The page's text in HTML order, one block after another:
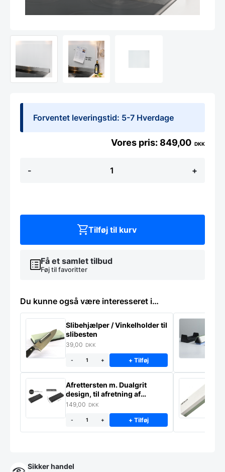
Forventet leveringstid: 5-7 Hverdage
-
MAGNETISK
+
849,00 DKK
Få et samlet tilbud
Føj til favoritter
Tilføj til kurv
Du kunne også være interesseret i…
Slibehjælper / Vinkelholder til
slibesten
39,00 DKK
- + + Tilføj
Afrettersten m. Dualgrit
design, til afretning af
slibesten
149,00 DKK
- + + Tilføj
Sikker handel